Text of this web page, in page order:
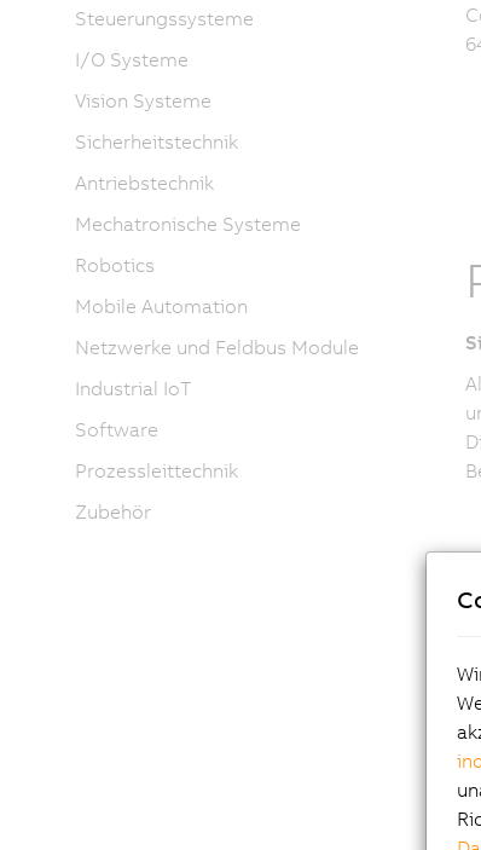
Steuerungssysteme
I/O Systeme
Vision Systeme
Sicherheitstechnik
Antriebstechnik
Mechatronische Systeme
Robotics
Mobile Automation
Netzwerke und Feldbus Module
Industrial IoT
Software
Prozessleittechnik
Zubehör